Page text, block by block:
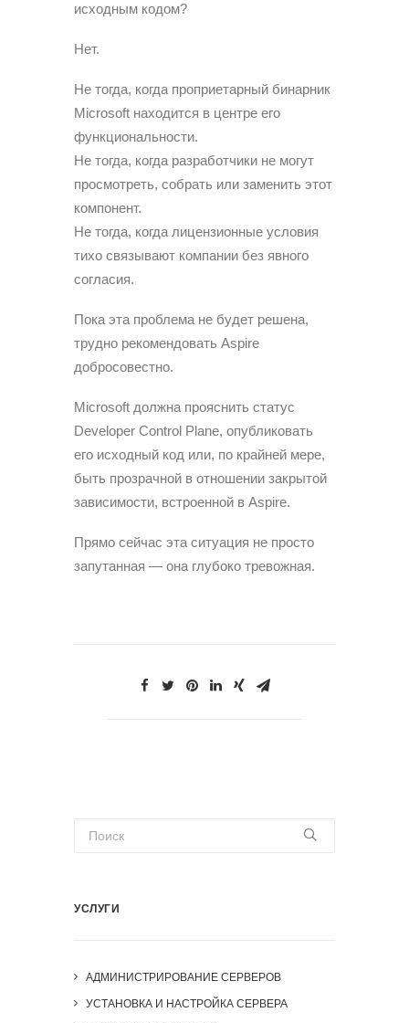
исходным кодом?
Нет.
Не тогда, когда проприетарный бинарник
Microsoft находится в центре его
функциональности.
Не тогда, когда разработчики не могут
просмотреть, собрать или заменить этот
компонент.
Не тогда, когда лицензионные условия
тихо связывают компании без явного
согласия.
Пока эта проблема не будет решена,
трудно рекомендовать Aspire
добросовестно.
Microsoft должна прояснить статус
Developer Control Plane, опубликовать
его исходный код или, по крайней мере,
быть прозрачной в отношении закрытой
зависимости, встроенной в Aspire.
Прямо сейчас эта ситуация не просто
запутанная — она глубоко тревожная.
УСЛУГИ
АДМИНИСТРИРОВАНИЕ СЕРВЕРОВ
УСТАНОВКА И НАСТРОЙКА СЕРВЕРА